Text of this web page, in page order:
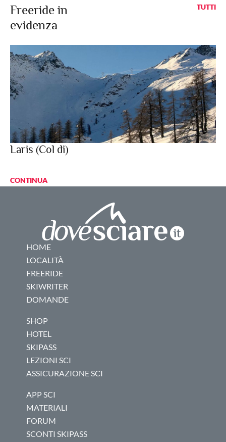
Freeride in
evidenza
TUTTI
Laris (Col di)
CONTINUA
HOME
LOCALITÀ
FREERIDE
SKIWRITER
DOMANDE
SHOP
HOTEL
SKIPASS
LEZIONI SCI
ASSICURAZIONE SCI
APP SCI
MATERIALI
FORUM
SCONTI SKIPASS